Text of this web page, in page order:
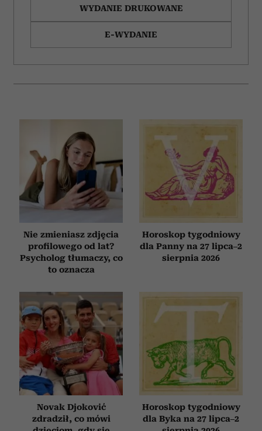
społecznościowym, reklamowym i analitycznym.
Partnerzy mogą połączyć te informacje z innymi danymi
otrzymanymi od Ciebie lub uzyskanymi podczas
korzystania z ich usług.
WYDANIE DRUKOWANE
E-WYDANIE
Nie zmieniasz zdjęcia
profilowego od lat?
Psycholog tłumaczy, co
to oznacza
Horoskop tygodniowy
dla Panny na 27 lipca–2
sierpnia 2026
Novak Djoković
zdradził, co mówi
Horoskop tygodniowy
dla Byka na 27 lipca–2